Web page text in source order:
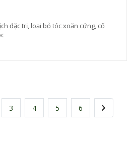
đặc trị, loại bỏ tóc xoăn cứng, cố
3 4 5 6